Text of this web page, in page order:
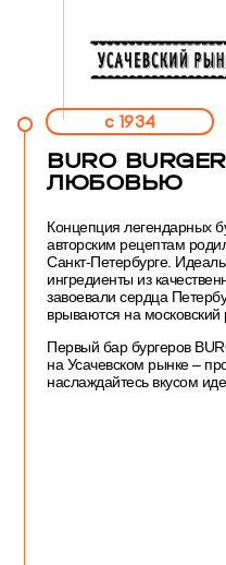
c 1934
BURO
ЛЮБОВЬЮ
Концепция легендарных
авторским рецептам
Санкт-Петербурге.
ингредиенты из
завоевали сердца
врываются на московский
Первый бар бургеров
на Усачевском рынке –
наслаждайтесь вкусом